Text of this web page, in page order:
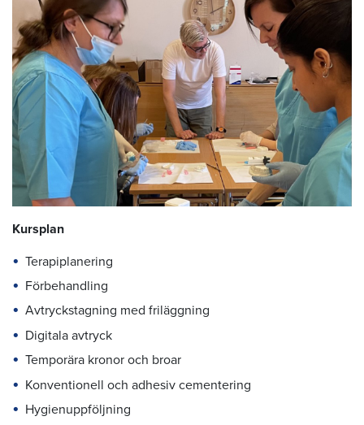
Kursplan
Terapiplanering
Förbehandling
Avtryckstagning med friläggning
Digitala avtryck
Temporära kronor och broar
Konventionell och adhesiv cementering
Hygienuppföljning